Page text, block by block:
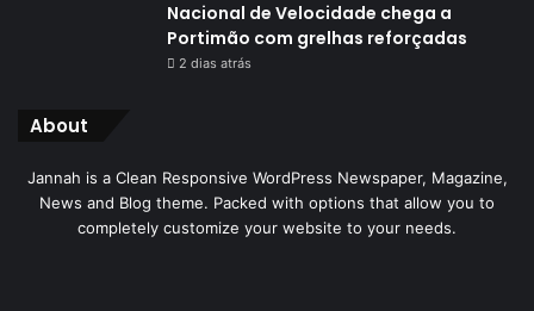
Nacional de Velocidade chega a
Portimão com grelhas reforçadas
2 dias atrás
About
Jannah is a Clean Responsive WordPress Newspaper, Magazine,
News and Blog theme. Packed with options that allow you to
completely customize your website to your needs.